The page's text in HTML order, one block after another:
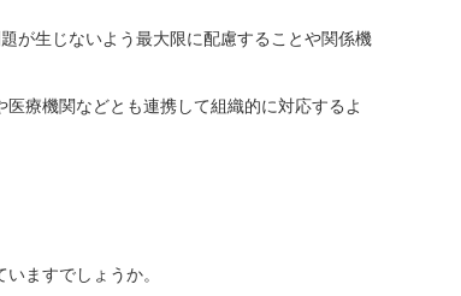
が生じないよう最大限に配慮することや関係機
療機関などとも連携して組織的に対応するよ
ますでしょうか。